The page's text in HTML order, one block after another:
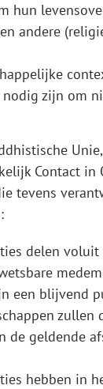
hun
andere
zijn om
Contact
tevens
delen
een blijvend
de geldende
hebben in